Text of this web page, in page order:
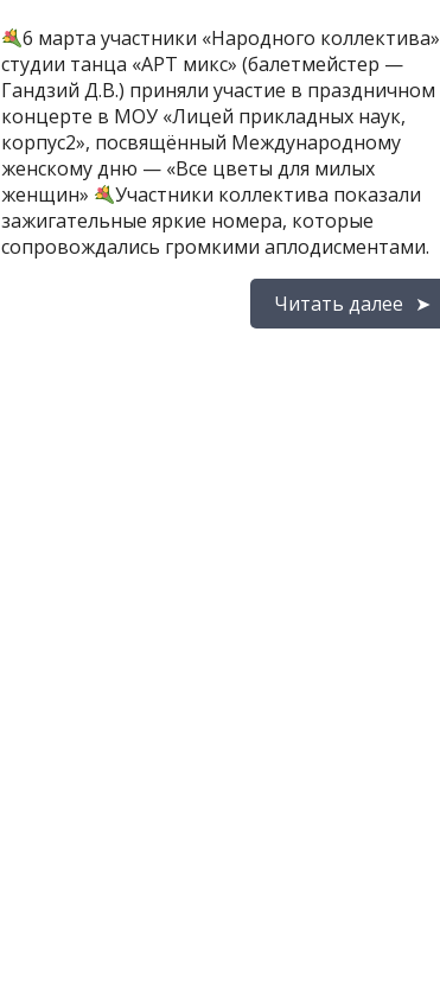
6 марта участники «Народного коллектива»
студии танца «АРТ микс» (балетмейстер —
Гандзий Д.В.) приняли участие в праздничном
концерте в МОУ «Лицей прикладных наук,
корпус2», посвящённый Международному
женскому дню — «Все цветы для милых
женщин»
Участники коллектива показали
зажигательные яркие номера, которые
сопровождались громкими аплодисментами.
Читать далее